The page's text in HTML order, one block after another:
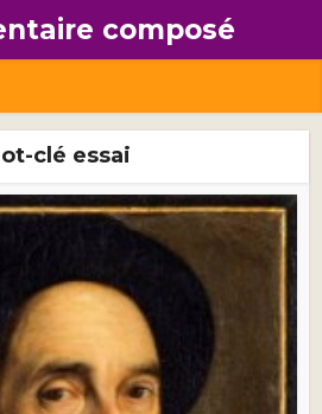
composé
clé essai